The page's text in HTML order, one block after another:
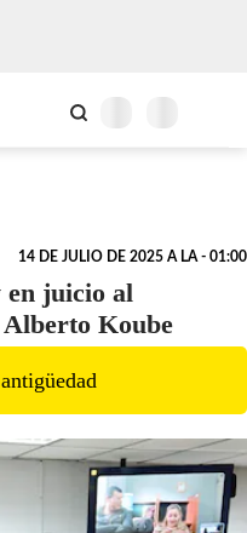
14 DE JULIO DE 2025 A LA - 01:00
en juicio al
Koube